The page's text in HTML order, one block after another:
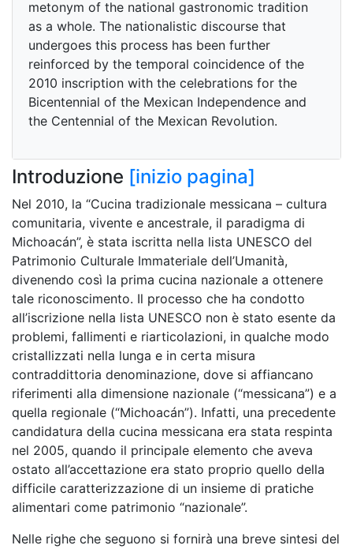
metonym of the national gastronomic tradition
as a whole. The nationalistic discourse that
undergoes this process has been further
reinforced by the temporal coincidence of the
2010 inscription with the celebrations for the
Bicentennial of the Mexican Independence and
the Centennial of the Mexican Revolution.
Introduzione [inizio pagina]
Nel 2010, la “Cucina tradizionale messicana – cultura
comunitaria, vivente e ancestrale, il paradigma di
Michoacán”, è stata iscritta nella lista UNESCO del
Patrimonio Culturale Immateriale dell’Umanità,
divenendo così la prima cucina nazionale a ottenere
tale riconoscimento. Il processo che ha condotto
all’iscrizione nella lista UNESCO non è stato esente da
problemi, fallimenti e riarticolazioni, in qualche modo
cristallizzati nella lunga e in certa misura
contraddittoria denominazione, dove si affiancano
riferimenti alla dimensione nazionale (“messicana”) e a
quella regionale (“Michoacán”). Infatti, una precedente
candidatura della cucina messicana era stata respinta
nel 2005, quando il principale elemento che aveva
ostato all’accettazione era stato proprio quello della
difficile caratterizzazione di un insieme di pratiche
alimentari come patrimonio “nazionale”.
Nelle righe che seguono si fornirà una breve sintesi del